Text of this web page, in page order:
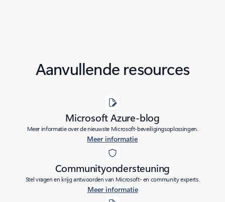
Aanvullende resources
Microsoft Azure-blog
Meer informatie over de nieuwste Microsoft-beveiligingsoplossingen.
Meer informatie
Communityondersteuning
Stel vragen en krijg antwoorden van Microsoft- en community experts.
Meer informatie